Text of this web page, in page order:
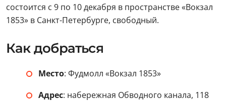
состоится с 9 по 10 декабря в пространстве «Вокзал
1853» в Санкт-Петербурге, свободный.
Как добраться
Место: Фудмолл «Вокзал 1853»
Адрес: набережная Обводного канала, 118